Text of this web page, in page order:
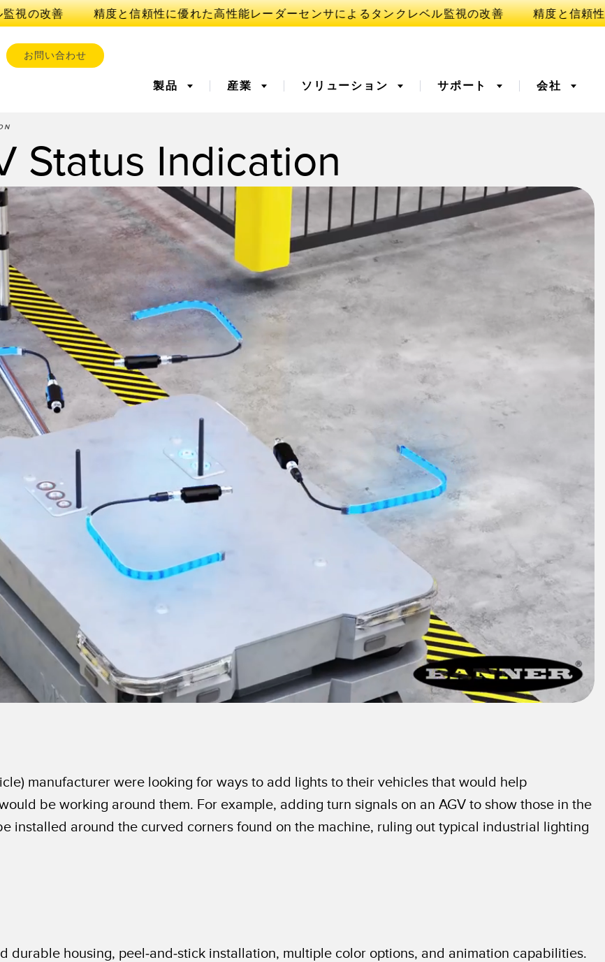
視の改善
お問い合わせ
製品
レーザー距離測定 測定アレイ
3D TOF
サ
超音波センサ 光ファイバ増幅器
光ファイバ
ベル、エリア
レジマーク、カラー、およ
びルミネセンスセンサ
ピックトゥライトセンサ 温度 & 振動センサ
Wireless Condition
Monitoring Sensors
Vibration Sensors
ト
ソフトウェア
Banner Measurement Sensor Software
センサGUIソフトウェア
TECHNOLOGY
IO-Link対応センサ
産業 ソリューション
THE SMART FACTORY
(OEE)
リモート監視 タンクレベルの監視
予知保全および予防保全の
ための状態監視
予知保全 前縁の検出
工場内通信
設備効率
部品、サービス、パレット
引き取りコール
LINKS
ウン
サポート 会社
Status Indication
manufacturer were looking for ways to add lights to their vehicles that would help
be working around them. For example, adding turn signals on an AGV to show those in the
installed around the curved corners found on the machine, ruling out typical industrial lighting
durable housing, peel-and-stick installation, multiple color options, and animation capabilities.